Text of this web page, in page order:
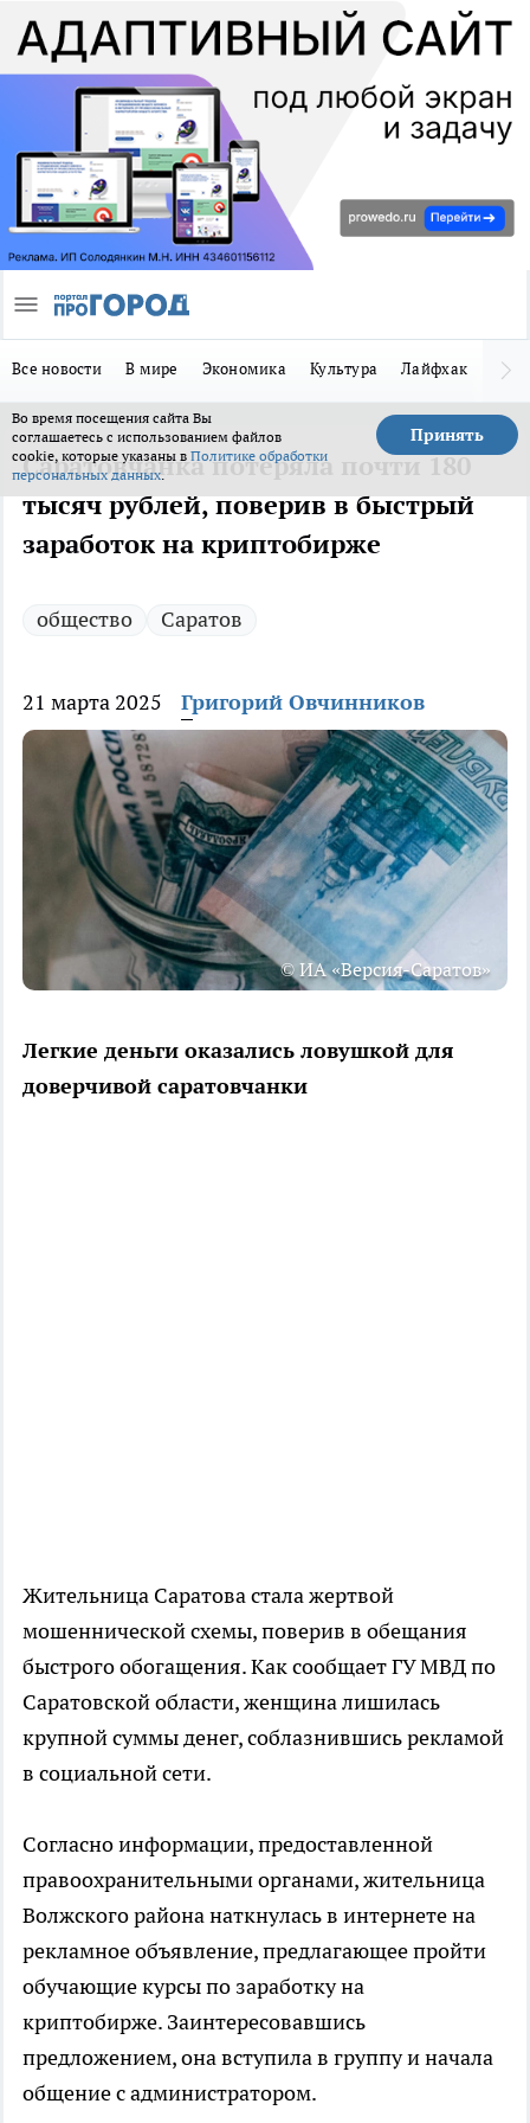
Все новости В мире Экономика Культура Лайфхак
Во время посещения сайта Вы
соглашаетесь с использованием файлов
cookie, которые указаны в Политике обработки
персональных данных.
Принять
Саратовчанка потеряла почти 180
тысяч рублей, поверив в быстрый
заработок на криптобирже
общество Саратов
21 марта 2025 Григорий Овчинников
© ИА «Версия-Саратов»
Легкие деньги оказались ловушкой для
доверчивой саратовчанки
Жительница Саратова стала жертвой
мошеннической схемы, поверив в обещания
быстрого обогащения. Как сообщает ГУ МВД по
Саратовской области, женщина лишилась
крупной суммы денег, соблазнившись рекламой
в социальной сети.
Согласно информации, предоставленной
правоохранительными органами, жительница
Волжского района наткнулась в интернете на
рекламное объявление, предлагающее пройти
обучающие курсы по заработку на
криптобирже. Заинтересовавшись
предложением, она вступила в группу и начала
общение с администратором.